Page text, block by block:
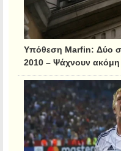
Υπόθεση Marfin: Δύο
2010 – Ψάχνουν ακόμη